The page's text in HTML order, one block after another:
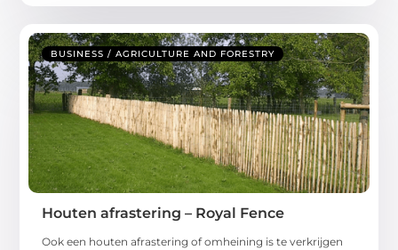
BUSINESS / AGRICULTURE AND FORESTRY
Houten afrastering – Royal Fence
Ook een houten afrastering of omheining is te verkrijgen